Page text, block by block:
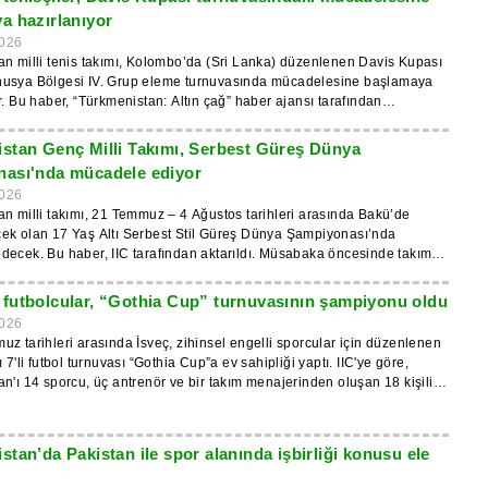
İleride içerik ve teknik iyileştirmeler yapılması planlanıyor.
Basketbol Federasyonu 1992 yılında kuruldu. Federasyon, 500'den
oyuncuyu ve 36 bölgesel kulübü bir araya getiriyor, her yıl 100'ün
düzenliyor ve Türkmenistan Ulusal Olimpiyat Komitesi'nin bir
Basketbol Federasyonu, 1998 yılından bu yana
Basketbol Federasyonu (FIBA) üyesidir.
hazırlanıyor
milli tenis takımı, Kolombo’da (Sri Lanka) düzenlenen Davis Kupası
Bölgesi IV. Grup eleme turnuvasında mücadelesine başlamaya
Bu haber, “Türkmenistan: Altın çağ” haber ajansı tarafından
birlikte B Grubu’nda mücadele edecek. Türkmenistanlı
maçlarında Kuveyt takımıyla karşılaşacak. Turnuvanın sonunda, ilk
takımlar Asya-Okyanusya Bölgesi Grup III’e yükselme hakkı
yer alıyor. Takım kaptanı Meylis Orazmuhamedov, baş antrenör
V turnuvasını toplamda 12-
galibiyet alarak kazanmış ve Davis Kupası’nın Grup IV’ünde
hakkı kazanmıştı.
Genç Milli Takımı, Serbest Güreş Dünya
mücadele ediyor
milli takımı, 21 Temmuz – 4 Ağustos tarihleri arasında Bakü’de
olan 17 Yaş Altı Serbest Stil Güreş Dünya Şampiyonası’nda
haber, IIC tarafından aktarıldı. Müsabaka öncesinde takım,
Guvancov (65 kg ve altı sıklet), Mekan Hudayberenov (71 kg ve
Esgerov (80 kg ve altı) yer alıyor. Şampiyonada bu genç
temsil ederek dünya şampiyonası madalyaları için
ve aynı zamanda uluslararası sahnede antrenmanlarının
fırsatı bulacaklar.
“Gothia Cup” turnuvasının şampiyonu oldu
tarihleri arasında İsveç, zihinsel engelli sporcular için düzenlenen
7'li futbol turnuvası “Gothia Cup”a ev sahipliği yaptı. IIC'ye göre,
14 sporcu, üç antrenör ve bir takım menajerinden oluşan 18 kişilik
II. Grubu birincilikle
7-3 mağlup etti. 16 Temmuz’da oynanan final maçında Türkmen
ile bir kez daha karşılaştı ve 4-3’lük galibiyetle birinciliği elde
Pakistan ile spor alanında işbirliği konusu ele